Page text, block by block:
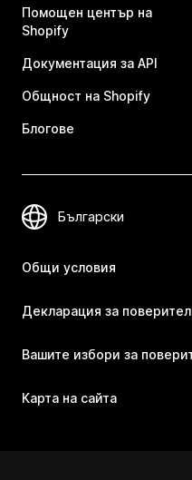
Помощен център на
Shopify
Документация за API
Общност на Shopify
Блогове
Общи условия
Декларация за
Вашите избори за
Карта на сайта